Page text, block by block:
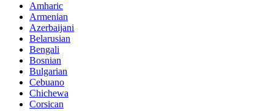
Amharic
Armenian
Azerbaijani
Belarusian
Bengali
Bosnian
Bulgarian
Cebuano
Chichewa
Corsican